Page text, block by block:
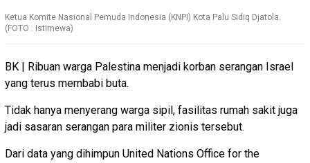
Ketua Komite Nasional Pemuda Indonesia (KNPI) Kota Palu Sidiq Djatola.
(FOTO : Istimewa)
BK | Ribuan warga Palestina menjadi korban serangan Israel
yang terus membabi buta.
Tidak hanya menyerang warga sipil, fasilitas rumah sakit juga
jadi sasaran serangan para militer zionis tersebut.
Dari data yang dihimpun United Nations Office for the